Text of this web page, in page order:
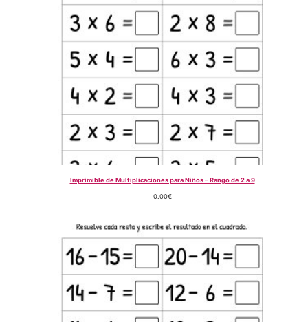
Imprimible de Multiplicaciones para Niños – Rango de 2 a 9
0.00€